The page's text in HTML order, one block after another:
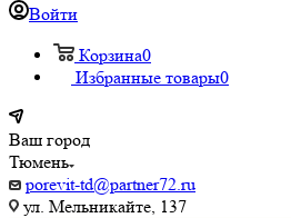
Войти
Корзина0
Избранные товары0
Ваш город
Тюмень
porevit-td@partner72.ru
ул. Мельникайте, 137